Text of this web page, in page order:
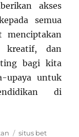
akses
semua
menciptakan
kreatif, dan
bagi kita
upaya untuk
di
Tags
situs bet